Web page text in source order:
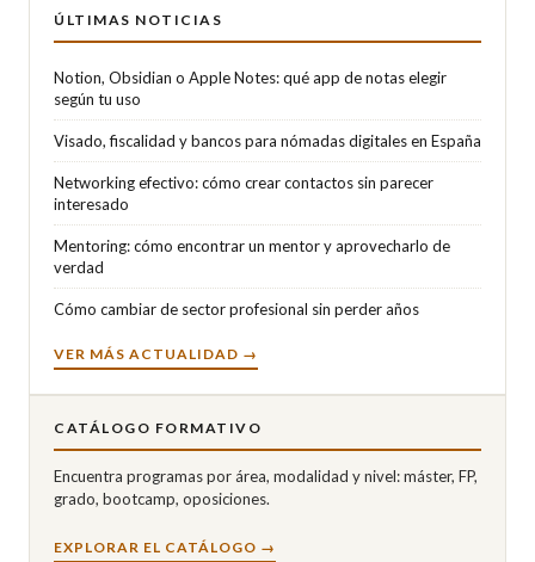
ÚLTIMAS NOTICIAS
Notion, Obsidian o Apple Notes: qué app de notas elegir
según tu uso
Visado, fiscalidad y bancos para nómadas digitales en España
Networking efectivo: cómo crear contactos sin parecer
interesado
Mentoring: cómo encontrar un mentor y aprovecharlo de
verdad
Cómo cambiar de sector profesional sin perder años
VER MÁS ACTUALIDAD →
CATÁLOGO FORMATIVO
Encuentra programas por área, modalidad y nivel: máster, FP,
grado, bootcamp, oposiciones.
EXPLORAR EL CATÁLOGO →